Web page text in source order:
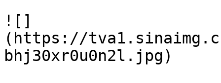
![]
(https://
bhj30xr0u0n2l.jpg)